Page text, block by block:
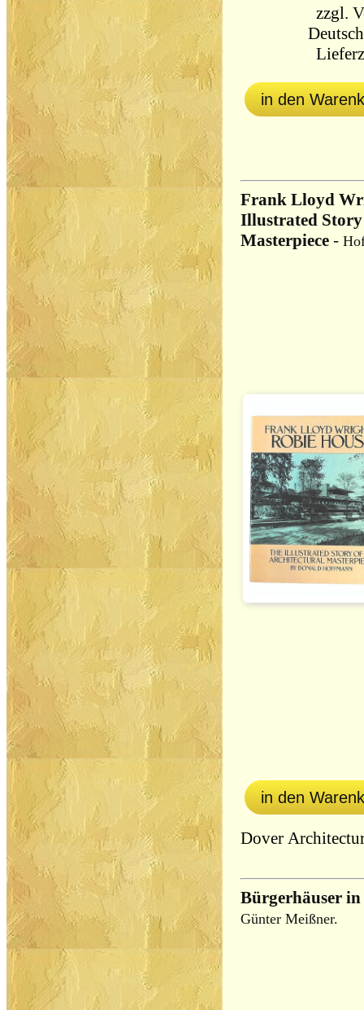
zzgl.
in den
Frank Lloyd
Illustrated
Masterpiece -
in den
Dover
Bürgerhäuser
Günter Meißner.